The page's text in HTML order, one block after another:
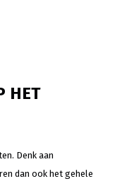
HET
Denk aan
dan ook het gehele